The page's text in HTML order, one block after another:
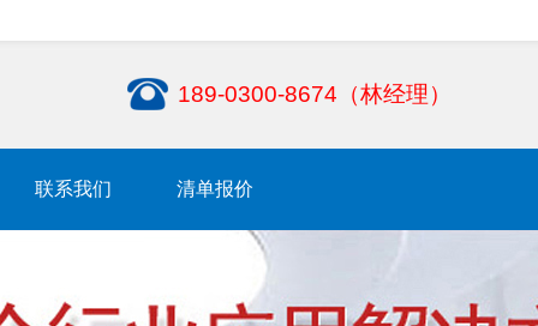
189-0300-8674（林经理）
联系我们 清单报价